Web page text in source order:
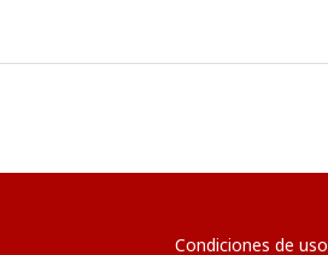
Condiciones de uso